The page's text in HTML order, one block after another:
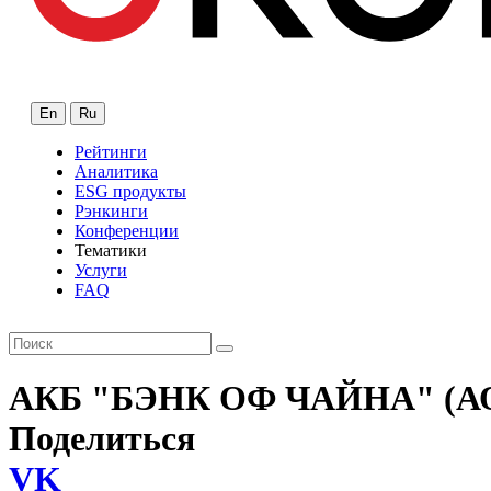
En Ru
Рейтинги
Аналитика
ESG продукты
Рэнкинги
Конференции
Тематики
Услуги
FAQ
АКБ "БЭНК ОФ ЧАЙНА"
Поделиться
VK